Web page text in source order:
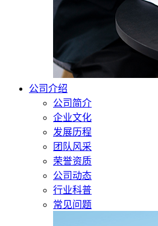
公司介绍
公司简介
企业文化
发展历程
团队风采
荣誉资质
公司动态
行业科普
常见问题